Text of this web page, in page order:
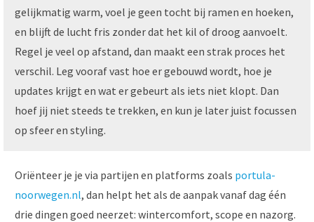
gelijkmatig warm, voel je geen tocht bij ramen en hoeken,
en blijft de lucht fris zonder dat het kil of droog aanvoelt.
Regel je veel op afstand, dan maakt een strak proces het
verschil. Leg vooraf vast hoe er gebouwd wordt, hoe je
updates krijgt en wat er gebeurt als iets niet klopt. Dan
hoef jij niet steeds te trekken, en kun je later juist focussen
op sfeer en styling.
Oriënteer je je via partijen en platforms zoals portula-
noorwegen.nl, dan helpt het als de aanpak vanaf dag één
drie dingen goed neerzet: wintercomfort, scope en nazorg.